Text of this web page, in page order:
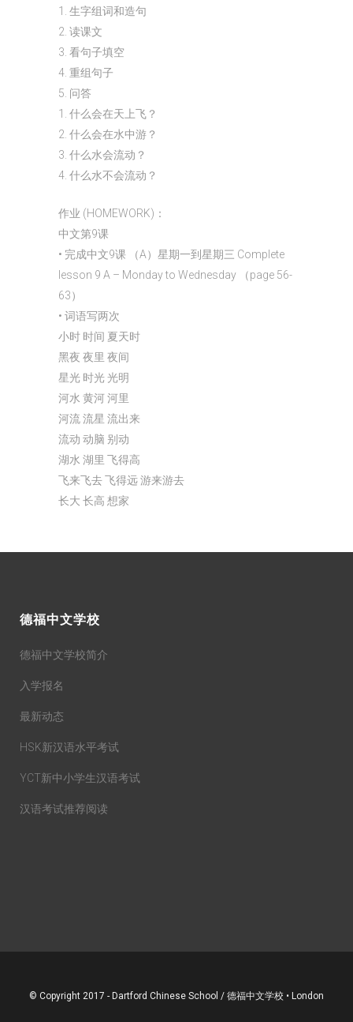
1. 生字组词和造句
2. 读课文
3. 看句子填空
4. 重组句子
5. 问答
1. 什么会在天上飞？
2. 什么会在水中游？
3. 什么水会流动？
4. 什么水不会流动？
作业 (HOMEWORK)：
中文第9课
• 完成中文9课 （A）星期一到星期三 Complete
lesson 9 A – Monday to Wednesday （page 56-
63）
• 词语写两次
小时 时间 夏天时
黑夜 夜里 夜间
星光 时光 光明
河水 黄河 河里
河流 流星 流出来
流动 动脑 别动
湖水 湖里 飞得高
飞来飞去 飞得远 游来游去
长大 长高 想家
德福中文学校
德福中文学校简介
入学报名
最新动态
HSK新汉语水平考试
YCT新中小学生汉语考试
汉语考试推荐阅读
© Copyright 2017 - Dartford Chinese School / 德福中文学校 • London